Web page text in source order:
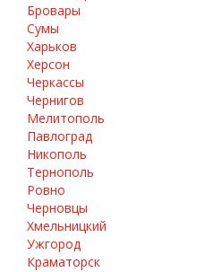
Бровары
Сумы
Харьков
Херсон
Черкассы
Чернигов
Мелитополь
Павлоград
Никополь
Тернополь
Ровно
Черновцы
Хмельницкий
Ужгород
Краматорск